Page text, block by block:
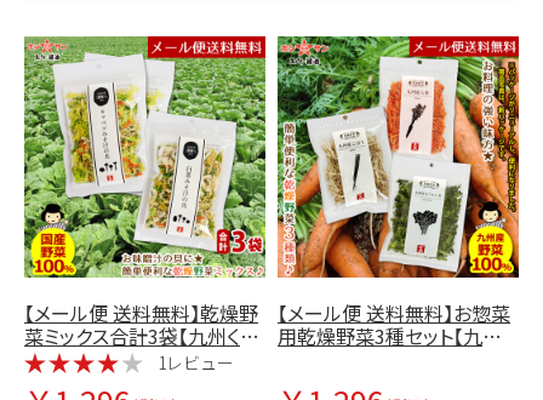
【メール便 送料無料】乾燥野
菜ミックス合計3袋【九州くま
もとの老舗味噌屋ホシサン】
1レビュー
【メール便 送料無料】お惣菜
用乾燥野菜3種セット【九州く